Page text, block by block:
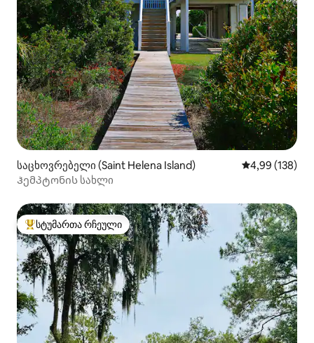
საცხოვრებელი (Saint Helena Island) საშუალო
4,99 (138)
Ჰემპტონის სახლი
სტუმართა რჩეული მოწინავე ვარიანტი
სტუმართა რჩეული